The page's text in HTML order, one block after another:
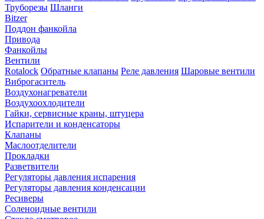
Труборезы Шланги
Bitzer
Поддон фанкойла
Привода
Фанкойлы
Вентили
Rotalock Обратные клапаны Реле давления Шаровые вентили
Виброгаситель
Воздухонагреватели
Воздухоохлодители
Гайки, сервисные краны, штуцера
Испарители и конденсаторы
Клапаны
Маслоотделители
Прокладки
Разветвители
Регуляторы давления испарения
Регуляторы давления конденсации
Ресиверы
Соленоидные вентили